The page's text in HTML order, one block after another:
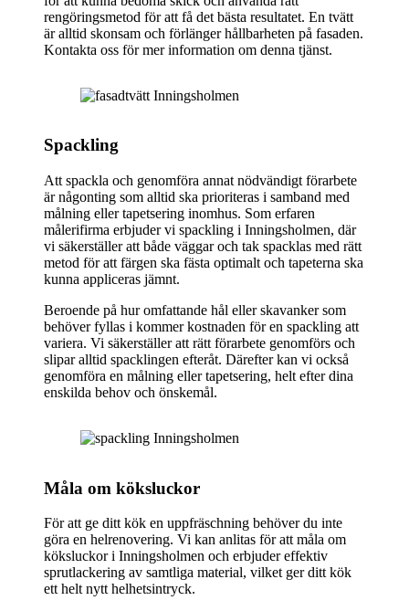
rengöringsmetod för att få det bästa resultatet. En tvätt
är alltid skonsam och förlänger hållbarheten på fasaden.
Kontakta oss för mer information om denna tjänst.
Spackling
Att spackla och genomföra annat nödvändigt förarbete
är någonting som alltid ska prioriteras i samband med
målning eller tapetsering inomhus. Som erfaren
målerifirma erbjuder vi spackling i Inningsholmen, där
vi säkerställer att både väggar och tak spacklas med rätt
metod för att färgen ska fästa optimalt och tapeterna ska
kunna appliceras jämnt.
Beroende på hur omfattande hål eller skavanker som
behöver fyllas i kommer kostnaden för en spackling att
variera. Vi säkerställer att rätt förarbete genomförs och
slipar alltid spacklingen efteråt. Därefter kan vi också
genomföra en målning eller tapetsering, helt efter dina
enskilda behov och önskemål.
Måla om köksluckor
För att ge ditt kök en uppfräschning behöver du inte
göra en helrenovering. Vi kan anlitas för att måla om
köksluckor i Inningsholmen och erbjuder effektiv
sprutlackering av samtliga material, vilket ger ditt kök
ett helt nytt helhetsintryck.